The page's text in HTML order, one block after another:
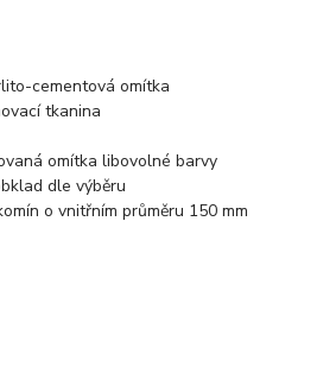
cementová omítka
tkanina
omítka libovolné barvy
dle výběru
o vnitřním průměru 150 mm